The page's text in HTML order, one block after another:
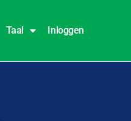
Taal Inloggen